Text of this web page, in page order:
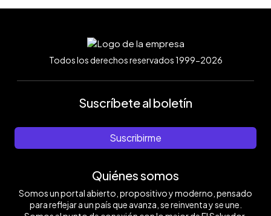
Todos los derechos reservados 1999-2026
Suscríbete al boletín
Suscribirme
Quiénes somos
Somos un portal abierto, propositivo y moderno, pensado
para reflejar a un país que avanza, se reinventa y se une.